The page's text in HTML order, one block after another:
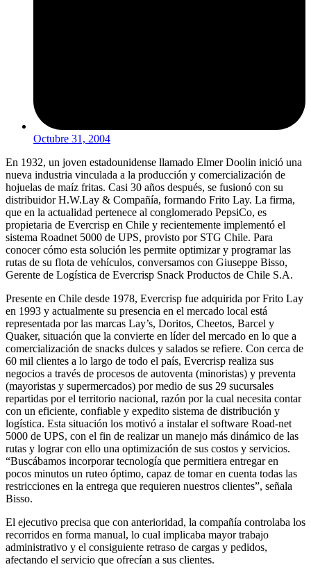
Octubre 31, 2004
En 1932, un joven estadounidense llamado Elmer Doolin inició una
nueva industria vinculada a la producción y comercialización de
hojuelas de maíz fritas. Casi 30 años después, se fusionó con su
distribuidor H.W.Lay & Compañía, formando Frito Lay. La firma,
que en la actualidad pertenece al conglomerado PepsiCo, es
propietaria de Evercrisp en Chile y recientemente implementó el
sistema Roadnet 5000 de UPS, provisto por STG Chile. Para
conocer cómo esta solución les permite optimizar y programar las
rutas de su flota de vehículos, conversamos con Giuseppe Bisso,
Gerente de Logística de Evercrisp Snack Productos de Chile S.A.
Presente en Chile desde 1978, Evercrisp fue adquirida por Frito Lay
en 1993 y actualmente su presencia en el mercado local está
representada por las marcas Lay’s, Doritos, Cheetos, Barcel y
Quaker, situación que la convierte en líder del mercado en lo que a
comercialización de snacks dulces y salados se refiere. Con cerca de
60 mil clientes a lo largo de todo el país, Evercrisp realiza sus
negocios a través de procesos de autoventa (minoristas) y preventa
(mayoristas y supermercados) por medio de sus 29 sucursales
repartidas por el territorio nacional, razón por la cual necesita contar
con un eficiente, confiable y expedito sistema de distribución y
logística. Esta situación los motivó a instalar el software Road-net
5000 de UPS, con el fin de realizar un manejo más dinámico de las
rutas y lograr con ello una optimización de sus costos y servicios.
“Buscábamos incorporar tecnología que permitiera entregar en
pocos minutos un ruteo óptimo, capaz de tomar en cuenta todas las
restricciones en la entrega que requieren nuestros clientes”, señala
Bisso.
El ejecutivo precisa que con anterioridad, la compañía controlaba los
recorridos en forma manual, lo cual implicaba mayor trabajo
administrativo y el consiguiente retraso de cargas y pedidos,
afectando el servicio que ofrecían a sus clientes.